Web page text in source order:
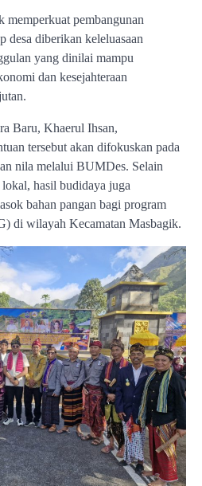
memperkuat pembangunan
desa diberikan keleluasaan
yang dinilai mampu
dan kesejahteraan
Baru, Khaerul Ihsan,
tersebut akan difokuskan pada
nila melalui BUMDes. Selain
hasil budidaya juga
bahan pangan bagi program
di wilayah Kecamatan Masbagik.